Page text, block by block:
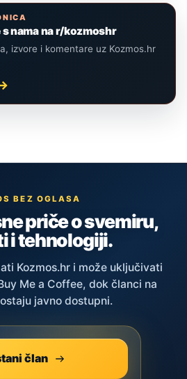
nama na r/kozmoshr
izvore i komentare uz Kozmos.hr
BEZ OGLASA
priče o svemiru,
i tehnologiji.
Kozmos.hr i može uključivati
Me a Coffee, dok članci na
javno dostupni.
član